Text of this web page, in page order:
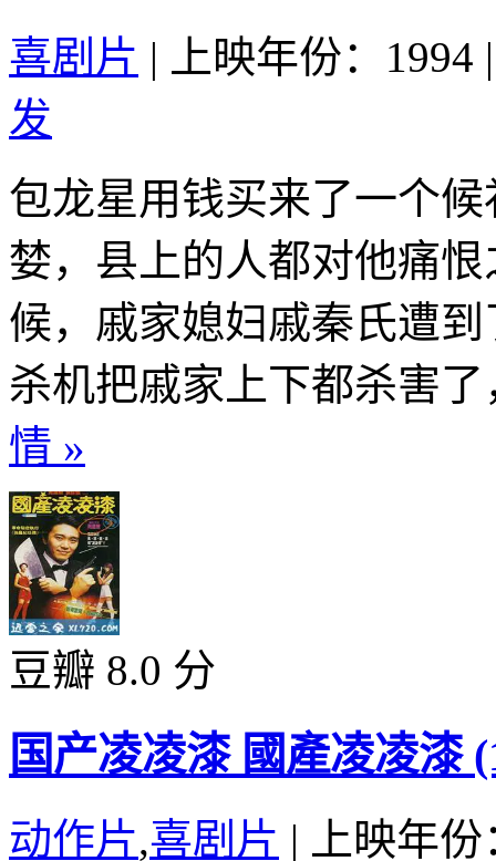
喜剧片 | 上映年份：1994 |
发
包龙星用钱买来了一个
婪，县上的人都对他痛
候，戚家媳妇戚秦氏遭
杀机把戚家上下都杀害
情 »
豆瓣 8.0 分
国产凌凌漆 國產凌凌漆
动作片,喜剧片 | 上映年